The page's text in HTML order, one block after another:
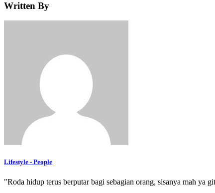
Written By
Lifestyle - People
"Roda hidup terus berputar bagi sebagian orang, sisanya mah ya